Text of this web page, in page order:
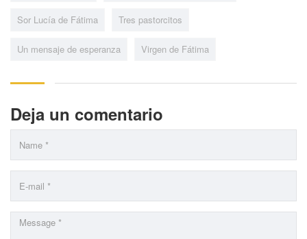
Sor Lucía de Fátima Tres pastorcitos
Un mensaje de esperanza Virgen de Fátima
Deja un comentario